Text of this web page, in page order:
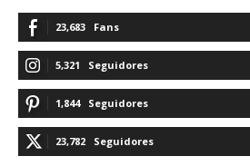
23,683 Fans
5,321 Seguidores
1,844 Seguidores
23,782 Seguidores